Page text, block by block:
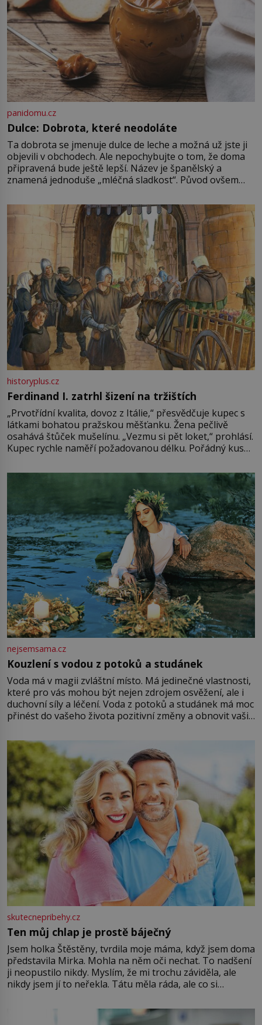
panidomu.cz
Dulce: Dobrota, které neodoláte
Ta dobrota se jmenuje dulce de leche a možná už jste ji
objevili v obchodech. Ale nepochybujte o tom, že doma
připravená bude ještě lepší. Název je španělský a
znamená jednoduše „mléčná sladkost“. Původ ovšem
pře hned několik latinskoamerických zemí a k tomu
Francie, kde se traduje,
historyplus.cz
Ferdinand I. zatrhl šizení na tržištích
„Prvotřídní kvalita, dovoz z Itálie,“ přesvědčuje kupec s
látkami bohatou pražskou měšťanku. Žena pečlivě
osahává štůček mušelínu. „Vezmu si pět loket,“ prohlásí.
Kupec rychle naměří požadovanou délku. Pořádný kus
milostpaní. Stačí jenom na sukni,“ zhodnotí švadlena
množství růžového mušelínu. „Ošidili vás, podívejte.“
Vezme do ruky dřevěnou
nejsemsama.cz
Kouzlení s vodou z potoků a studánek
Voda má v magii zvláštní místo. Má jedinečné vlastnosti,
které pro vás mohou být nejen zdrojem osvěžení, ale i
duchovní síly a léčení. Voda z potoků a studánek má moc
přinést do vašeho života pozitivní změny a obnovit vaši
můžete obohatit své rituály a přinést do svého života
větší harmonii a klid. Je důležité
skutecnepribehy.cz
Ten můj chlap je prostě báječný
Jsem holka Štěstěny, tvrdila moje máma, když jsem doma
představila Mirka. Mohla na něm oči nechat. To nadšení
ji neopustilo nikdy. Myslím, že mi trochu záviděla, ale
nikdy jsem jí to neřekla. Tátu měla ráda, ale co si
Jsme spolu moc rádi Tehdy byla jiná doba, když